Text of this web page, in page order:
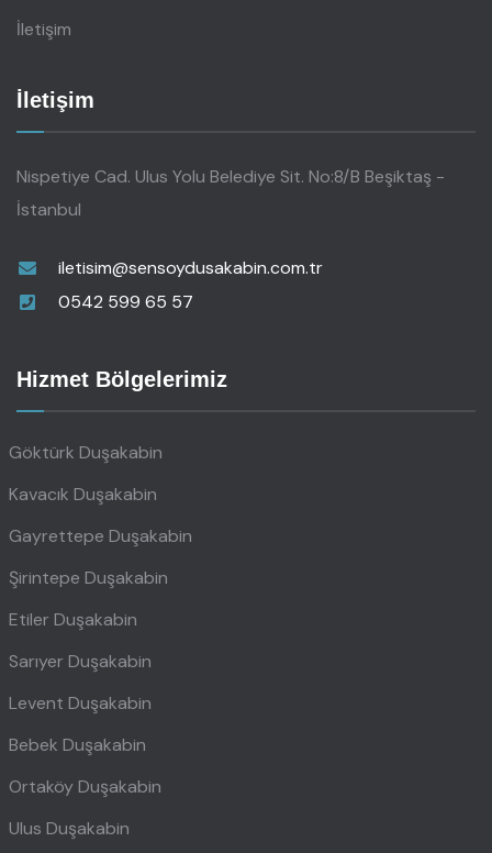
İletişim
İletişim
Nispetiye Cad. Ulus Yolu Belediye Sit. No:8/B Beşiktaş -
İstanbul
iletisim@sensoydusakabin.com.tr
0542 599 65 57
Hizmet Bölgelerimiz
Göktürk Duşakabin
Kavacık Duşakabin
Gayrettepe Duşakabin
Şirintepe Duşakabin
Etiler Duşakabin
Sarıyer Duşakabin
Levent Duşakabin
Bebek Duşakabin
Ortaköy Duşakabin
Ulus Duşakabin